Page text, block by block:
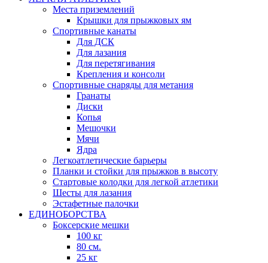
Места приземлений
Крышки для прыжковых ям
Спортивные канаты
Для ДСК
Для лазания
Для перетягивания
Крепления и консоли
Спортивные снаряды для метания
Гранаты
Диски
Копья
Мешочки
Мячи
Ядра
Легкоатлетические барьеры
Планки и стойки для прыжков в высоту
Стартовые колодки для легкой атлетики
Шесты для лазания
Эстафетные палочки
ЕДИНОБОРСТВА
Боксерские мешки
100 кг
80 см.
25 кг